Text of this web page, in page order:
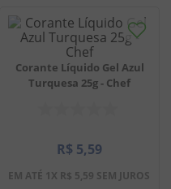
Corante Líquido Gel Azul
Turquesa 25g - Chef
R$ 5,59
EM ATÉ 1X R$ 5,59 SEM JUROS